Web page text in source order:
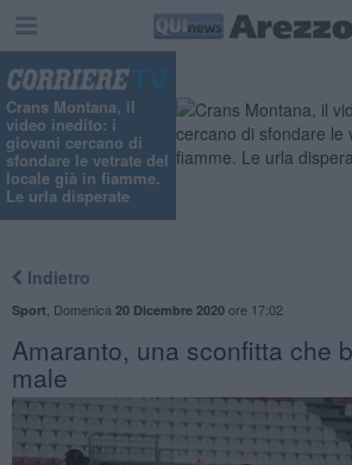
Crans Montana, il
video inedito: i
giovani cercano di
sfondare le vetrate del
locale già in fiamme.
Le urla disperate
Indietro
Sport Domenica 20 Dicembre 2020ore 17:02
Amaranto, una sconfitta che
male